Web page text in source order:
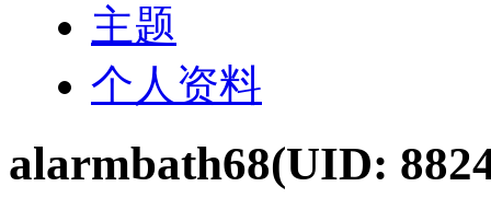
主题
个人资料
alarmbath68(UID: